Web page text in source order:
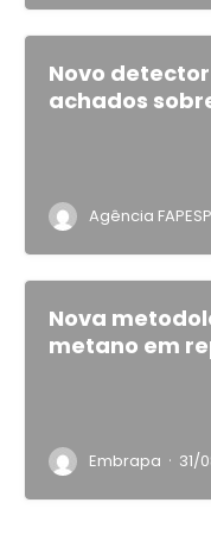
Novo
achados
Agência FAPESP
Nova
metano em
Embrapa · 31/